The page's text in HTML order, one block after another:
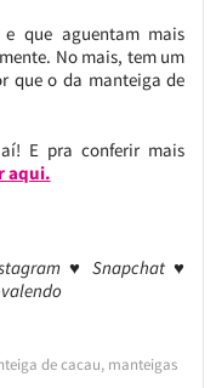
que aguentam mais
No mais, tem um
que o da manteiga de
E pra conferir mais
aqui.
♥ Snapchat ♥
de cacau, manteigas